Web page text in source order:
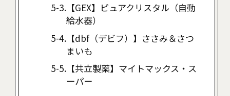
【GEX】ピュアクリスタル（自動
給水器）
【dbf（デビフ）】ささみ＆さつ
まいも
【共立製薬】マイトマックス・ス
ーパー